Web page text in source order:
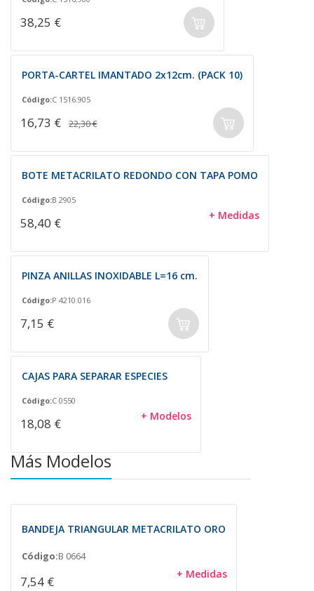
38,25 €
PORTA-CARTEL IMANTADO 2x12cm. (PACK 10)
Código:C 1516.905
16,73 € 22,30 €
BOTE METACRILATO REDONDO CON TAPA POMO
Código:B 2905
58,40 € + Medidas
PINZA ANILLAS INOXIDABLE L=16 cm.
Código:P 4210.016
7,15 €
CAJAS PARA SEPARAR ESPECIES
Código:C 0550
18,08 € + Modelos
Más Modelos
BANDEJA TRIANGULAR METACRILATO ORO
Código:B 0664
7,54 € + Medidas